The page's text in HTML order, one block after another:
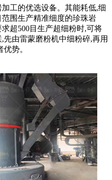
工的优选设备。其能耗低,细
范围生产精准细度的珍珠岩
超500目生产超细粉时,可将
由雷蒙磨粉机中细粉碎,再用
势。